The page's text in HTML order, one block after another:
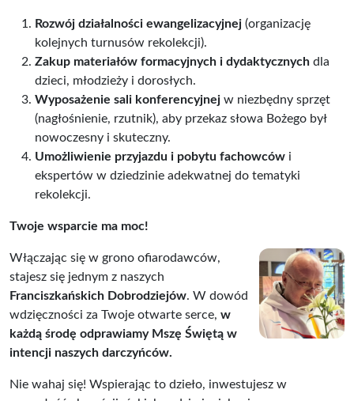
Rozwój działalności ewangelizacyjnej (organizację
kolejnych turnusów rekolekcji).
Zakup materiałów formacyjnych i dydaktycznych dla
dzieci, młodzieży i dorosłych.
Wyposażenie sali konferencyjnej w niezbędny sprzęt
(nagłośnienie, rzutnik), aby przekaz słowa Bożego był
nowoczesny i skuteczny.
Umożliwienie przyjazdu i pobytu fachowców i
ekspertów w dziedzinie adekwatnej do tematyki
rekolekcji.
Twoje wsparcie ma moc!
Włączając się w grono ofiarodawców,
stajesz się jednym z naszych
Franciszkańskich Dobrodziejów. W dowód
wdzięczności za Twoje otwarte serce, w
każdą środę odprawiamy Mszę Świętą w
intencji naszych darczyńców.
Nie wahaj się! Wspierając to dzieło, inwestujesz w